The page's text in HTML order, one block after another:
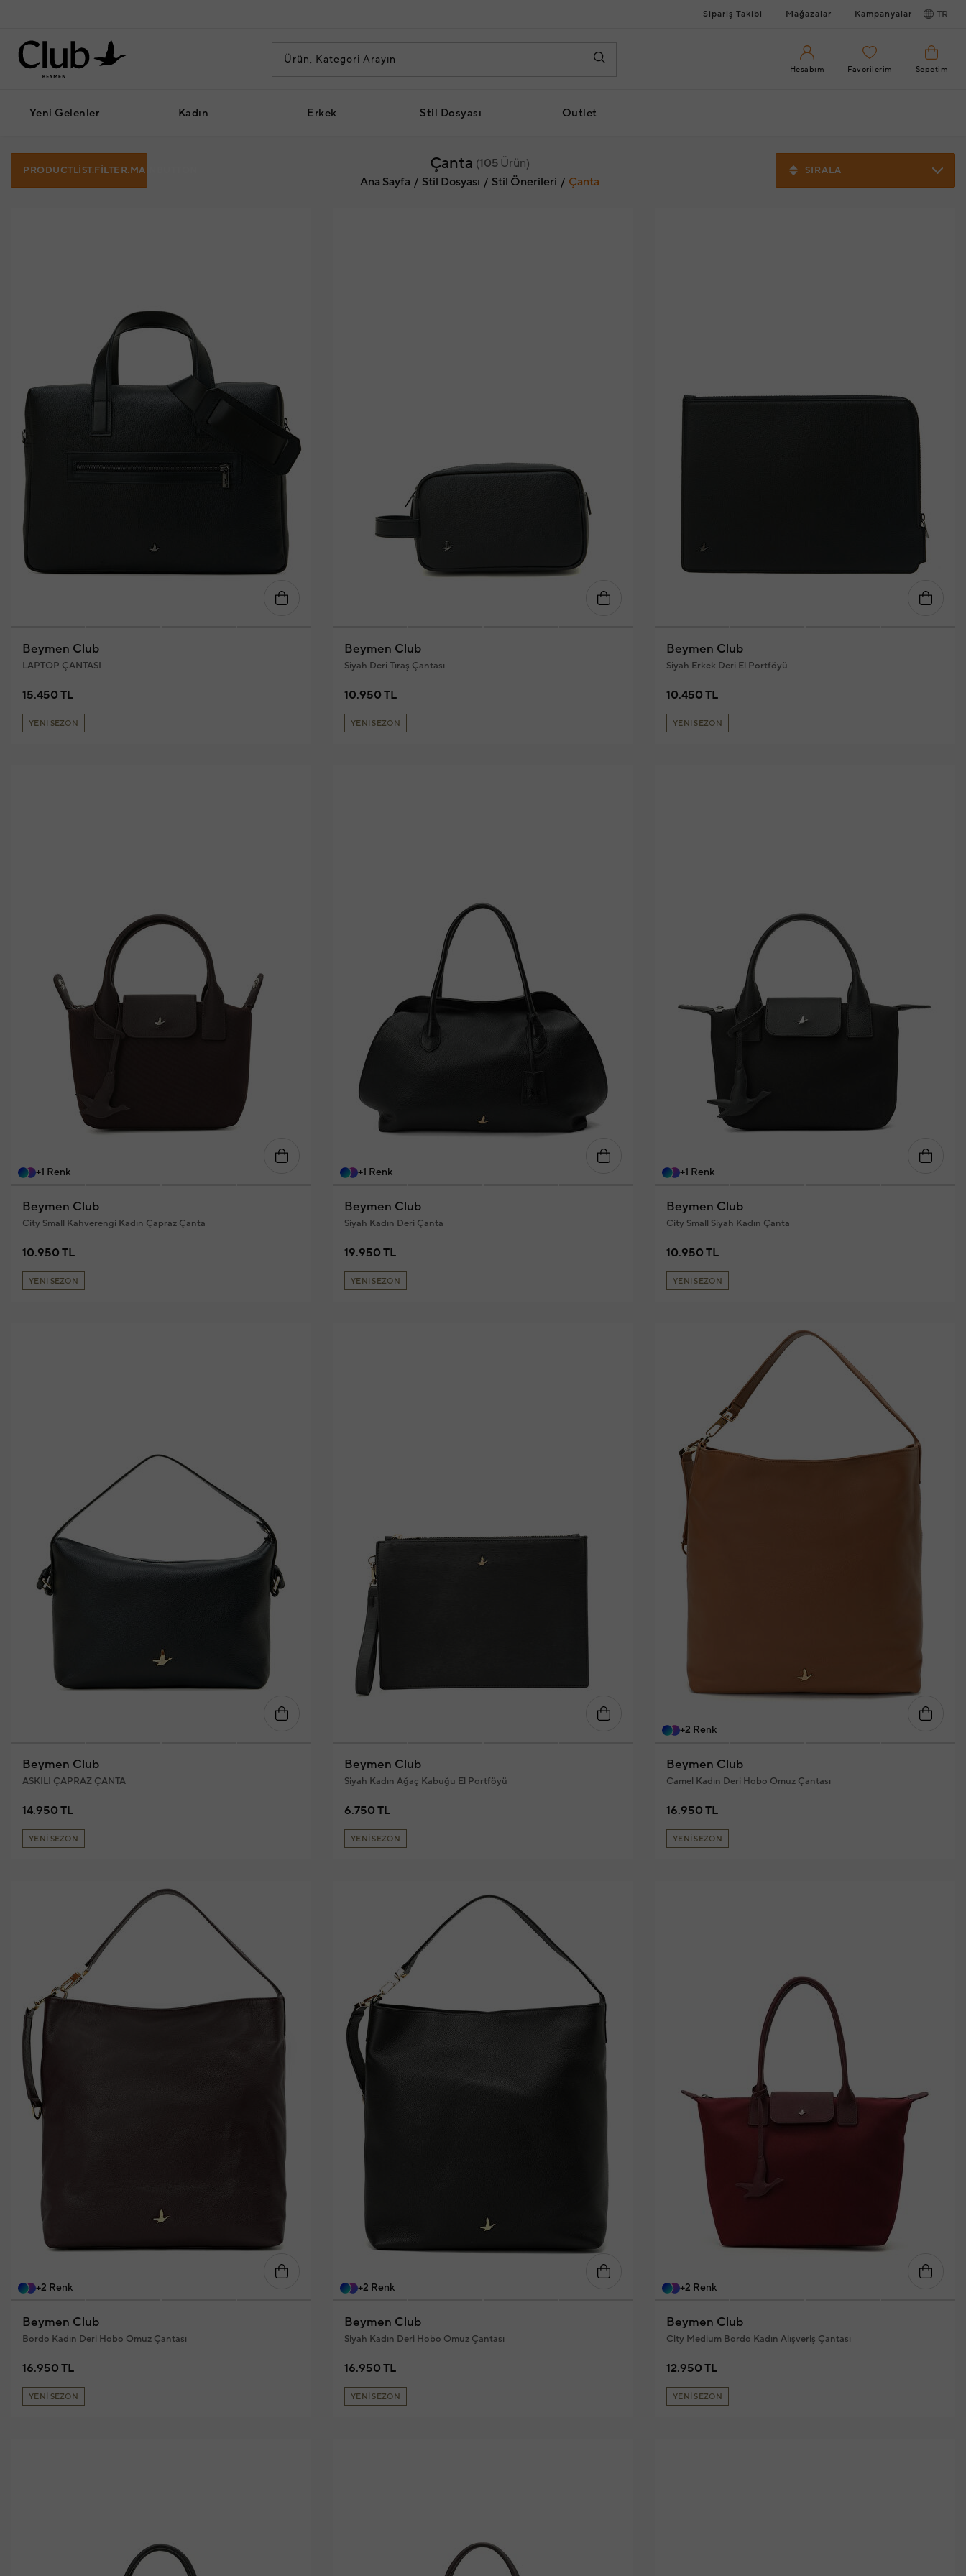
Sipariş Takibi Mağazalar Kampanyalar TR
Hesabım Favorilerim Sepetim
Yeni Gelenler Kadın Erkek Stil Dosyası Outlet
PRODUCTLIST.FILTER.MAINBUTTON Çanta (105Ürün)
Ana Sayfa
Stil Dosyası Stil Önerileri Çanta
SIRALA
Beymen Club
LAPTOP ÇANTASI
15.450 TL
YENİ SEZON
Beymen Club
Siyah Deri Tıraş Çantası
10.950 TL
YENİ SEZON
Beymen Club
Siyah Erkek Deri El Portföyü
10.450 TL
YENİ SEZON
+1 Renk
Beymen Club
City Small Kahverengi Kadın Çapraz Çanta
10.950 TL
YENİ SEZON
+1 Renk
Beymen Club
Siyah Kadın Deri Çanta
19.950 TL
YENİ SEZON
+1 Renk
Beymen Club
City Small Siyah Kadın Çanta
10.950 TL
YENİ SEZON
Beymen Club
ASKILI ÇAPRAZ ÇANTA
14.950 TL
YENİ SEZON
Beymen Club
Siyah Kadın Ağaç Kabuğu El Portföyü
6.750 TL
YENİ SEZON
+2 Renk
Beymen Club
Camel Kadın Deri Hobo Omuz Çantası
16.950 TL
YENİ SEZON
+2 Renk
Beymen Club
Bordo Kadın Deri Hobo Omuz Çantası
16.950 TL
YENİ SEZON
+2 Renk
Beymen Club
Siyah Kadın Deri Hobo Omuz Çantası
16.950 TL
YENİ SEZON
+2 Renk
Beymen Club
City Medium Bordo Kadın Alışveriş Çantası
12.950 TL
YENİ SEZON